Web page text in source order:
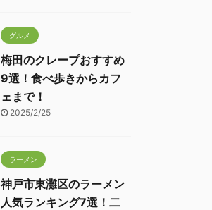
グルメ
梅田のクレープおすすめ
9選！食べ歩きからカフ
ェまで！
2025/2/25
ラーメン
神戸市東灘区のラーメン
人気ランキング7選！二